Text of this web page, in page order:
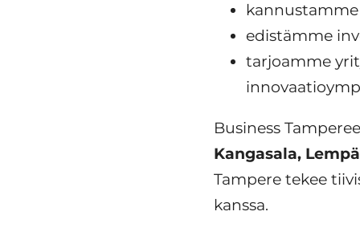
edistämme
tarjoamme
Business
Kangasala,
Tampere tekee
kanssa.